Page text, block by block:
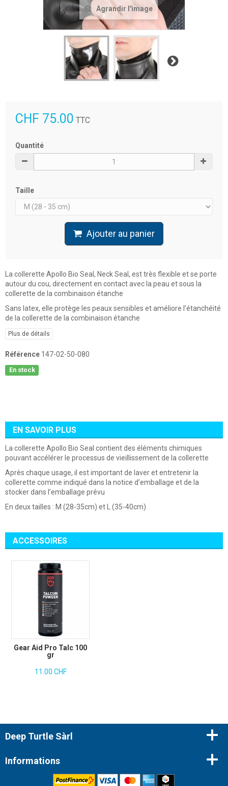
Agrandir l'image
Suivant
CHF 75.00 TTC
Quantité
Taille
Ajouter au panier
La collerette Apollo Bio Seal, Neck Seal, est très flexible et se porte
autour du cou, directement en contact avec la peau et sous la
collerette de la combinaison étanche
Sans latex, elle protège les peaux sensibles et améliore l’étanchéité
de la collerette de la combinaison étanche
Plus de détails
Référence 147-02-50-080
En stock
EN SAVOIR PLUS
La collerette Apollo Bio Seal contient des éléments chimiques
pouvant accélérer le processus de vieillissement de la collerette
Après chaque usage, il est important de laver et entretenir la
collerette comme indiqué dans la notice d’emballage et de la
stocker dans l’emballage prévu
En deux tailles : M (28-35cm) et L (35-40cm)
ACCESSOIRES
Gear Aid Pro Talc 100
gr
11.00 CHF
Deep Turtle Sàrl
Informations